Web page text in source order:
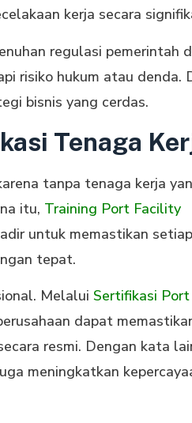
kerja secara
regulasi pemerintah
risiko hukum atau denda.
bisnis yang cerdas.
Tenaga
tanpa tenaga kerja
itu, Training Port Facility
untuk memastikan setiap
tepat.
Melalui Sertifikasi
dapat
resmi. Dengan kata
meningkatkan